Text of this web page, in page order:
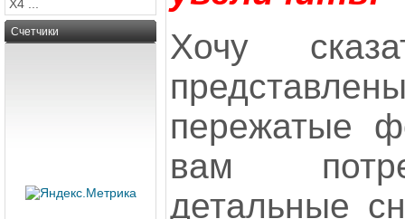
X4 ...
Счетчики
Хочу
пережатые
вам
детальные